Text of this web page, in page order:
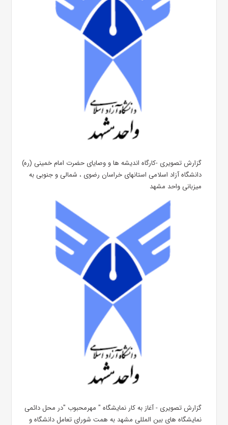
گزارش تصویری -کارگاه اندیشه ها و وصایای حضرت امام خمینی (ره)
دانشگاه آزاد اسلامی استانهای خراسان رضوی ، شمالی و جنوبی به
میزبانی واحد مشهد
گزارش تصویری - آغاز به کار نمایشگاه " مهرمحبوب "در محل دائمی
نمایشگاه های بین المللی مشهد به همت شورای تعامل دانشگاه و